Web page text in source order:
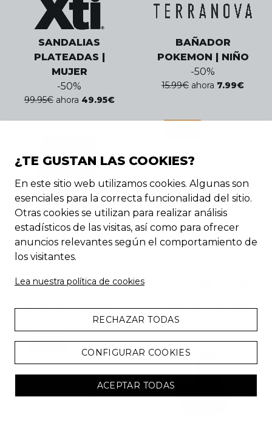
SANDALIAS
PLATEADAS |
MUJER
-50%
99.95€ ahora 49.95€
BAÑADOR
POKEMON | NIÑO
-50%
15.99€ ahora 7.99€
HOMBRE
CHOLLO
¿TE GUSTAN LAS COOKIES?
En este sitio web utilizamos cookies. Algunas son
esenciales para la correcta funcionalidad del sitio.
Otras cookies se utilizan para realizar análisis
estadísticos de las visitas, así como para ofrecer
anuncios relevantes según el comportamiento de
los visitantes.
Lea nuestra política de cookies
RECHAZAR TODAS
CONFIGURAR COOKIES
ACEPTAR TODAS